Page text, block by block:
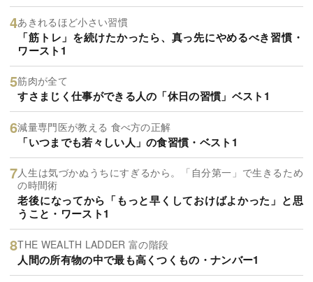
あきれるほど小さい習慣
「筋トレ」を続けたかったら、真っ先にやめるべき習慣・
ワースト1
筋肉が全て
すさまじく仕事ができる人の「休日の習慣」ベスト1
減量専門医が教える 食べ方の正解
「いつまでも若々しい人」の食習慣・ベスト1
人生は気づかぬうちにすぎるから。「自分第一」で生きるため
の時間術
老後になってから「もっと早くしておけばよかった」と思
うこと・ワースト1
THE WEALTH LADDER 富の階段
人間の所有物の中で最も高くつくもの・ナンバー1